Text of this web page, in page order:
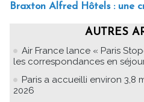
Braxton Alfred Hôtels : une
AUTRES
Air France lance « Paris
les correspondances en
Paris a accueilli environ 3,8
2026